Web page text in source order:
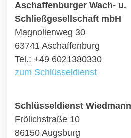
Aschaffenburger Wach- u.
Schließgesellschaft mbH
Magnolienweg 30
63741 Aschaffenburg
Tel.: +49 6021380330
zum Schlüsseldienst
Schlüsseldienst Wiedmann
Frölichstraße 10
86150 Augsburg